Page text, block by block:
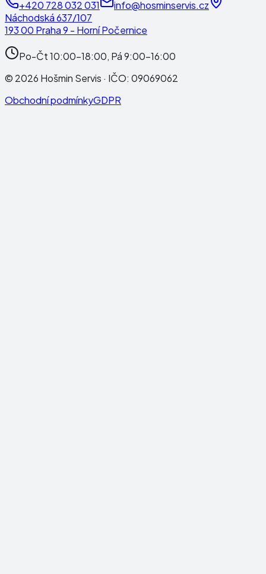
+420 728 032 031
info@hosminservis.cz
Náchodská 637/107
193 00 Praha 9 - Horní Počernice
Po-Čt 10:00-18:00, Pá 9:00-16:00
© 2026 Hošmin Servis · IČO: 09069062
Obchodní podmínkyGDPR